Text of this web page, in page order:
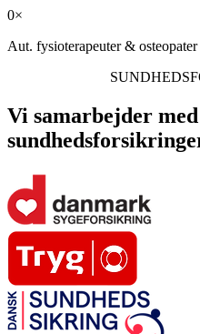
0×
Aut. fysioterapeuter & osteopater
Vi samarbejder med